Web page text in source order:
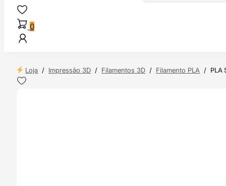
0
Loja / Impressão 3D / Filamentos 3D / Filamento PLA / PLA